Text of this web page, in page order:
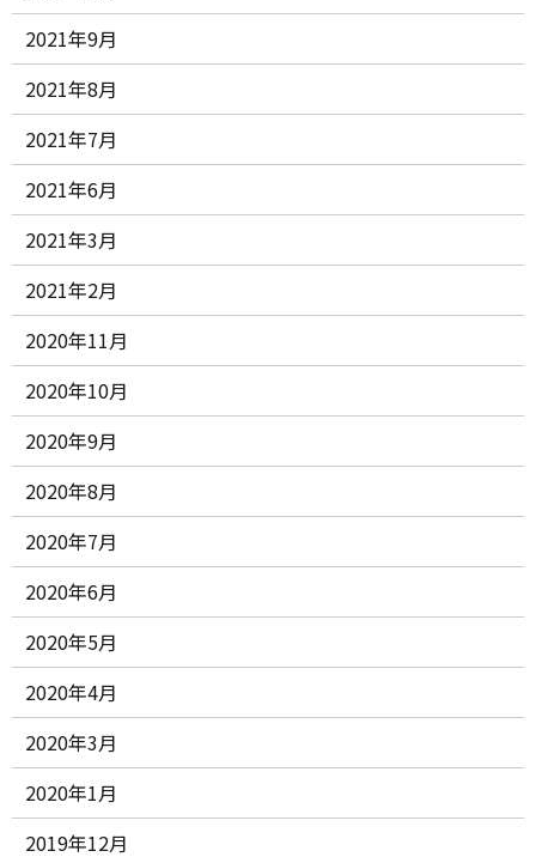
2021年9月
2021年8月
2021年7月
2021年6月
2021年3月
2021年2月
2020年11月
2020年10月
2020年9月
2020年8月
2020年7月
2020年6月
2020年5月
2020年4月
2020年3月
2020年1月
2019年12月